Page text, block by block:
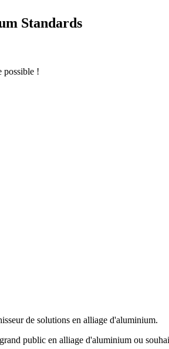
Standards
possible !
de solutions en alliage d'aluminium.
public en alliage d'aluminium ou